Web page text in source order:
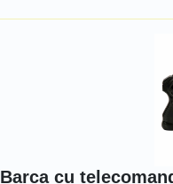
Barca cu